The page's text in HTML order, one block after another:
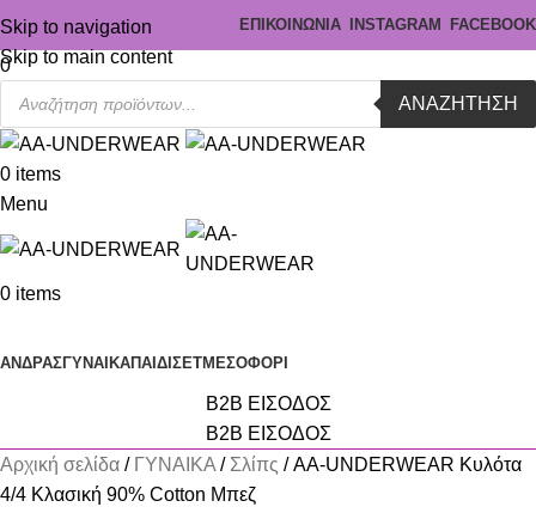
Skip to navigation
Skip to main content
ΕΠΙΚΟΙΝΩΝΙΑ INSTAGRAM FACEBOOK
0
ΑΝΑΖΉΤΗΣΗ
0 items
Menu
0 items
ΑΝΔΡΑΣΓΥΝΑΙΚΑΠΑΙΔΙ ΣΕΤΜΕΣΟΦΟΡΙ
B2B ΕΙΣΟΔΟΣ
B2B ΕΙΣΟΔΟΣ
Αρχική σελίδα
ΓΥΝΑΙΚΑ Σλίπς
AA-UNDERWEAR Κυλότα
4/4 Κλασική 90% Cotton Μπεζ